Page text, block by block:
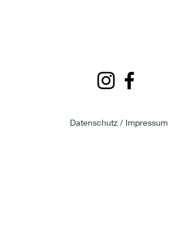
Datenschutz / Impressum